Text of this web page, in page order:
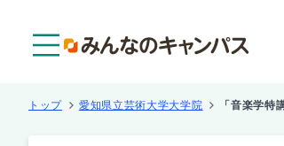
トップ 愛知県立芸術大学大学院 「音楽学特